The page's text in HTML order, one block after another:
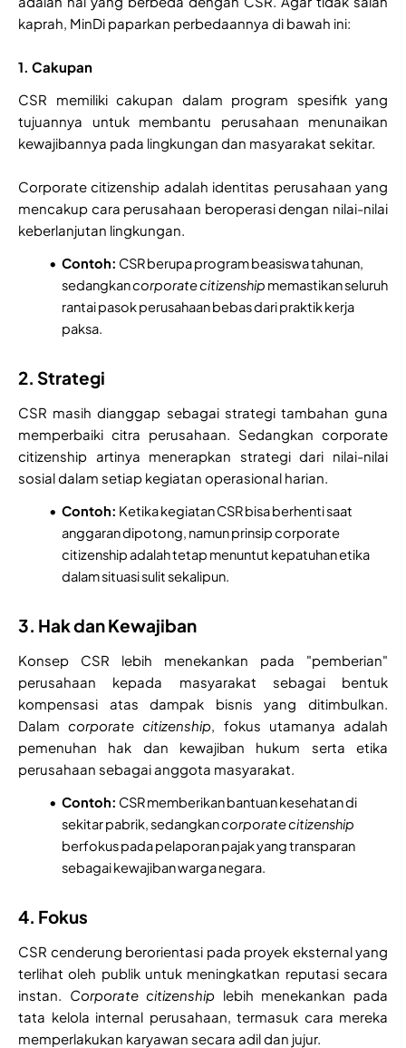
kaprah, MinDi paparkan perbedaannya di bawah ini:
1. Cakupan
CSR memiliki cakupan dalam program spesifik yang
tujuannya untuk membantu perusahaan menunaikan
kewajibannya pada lingkungan dan masyarakat sekitar.
Corporate citizenship adalah identitas perusahaan yang
mencakup cara perusahaan beroperasi dengan nilai-nilai
keberlanjutan lingkungan.
Contoh: CSR berupa program beasiswa tahunan,
sedangkancorporate citizenship memastikan seluruh
rantai pasok perusahaan bebas dari praktik kerja
paksa.
2. Strategi
CSR masih dianggap sebagai strategi tambahan guna
memperbaiki citra perusahaan. Sedangkan corporate
citizenship artinya menerapkan strategi dari nilai-nilai
sosial dalam setiap kegiatan operasional harian.
Contoh: Ketika kegiatan CSR bisa berhenti saat
anggaran dipotong, namun prinsip corporate
citizenship adalah tetap menuntut kepatuhan etika
dalam situasi sulit sekalipun.
3. Hak dan Kewajiban
Konsep CSR lebih menekankan pada "pemberian"
perusahaan kepada masyarakat sebagai bentuk
kompensasi atas dampak bisnis yang ditimbulkan.
Dalamcorporate citizenship, fokus utamanya adalah
pemenuhan hak dan kewajiban hukum serta etika
perusahaan sebagai anggota masyarakat.
Contoh: CSR memberikan bantuan kesehatan di
sekitar pabrik, sedangkancorporate citizenship
berfokus pada pelaporan pajak yang transparan
sebagai kewajiban warga negara.
4. Fokus
CSR cenderung berorientasi pada proyek eksternal yang
terlihat oleh publik untuk meningkatkan reputasi secara
instan. Corporate citizenship lebih menekankan pada
tata kelola internal perusahaan, termasuk cara mereka
memperlakukan karyawan secara adil dan jujur.